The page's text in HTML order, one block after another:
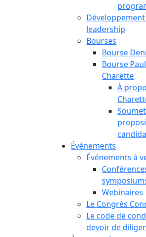
leadership
Bourses
Bourse
Bourse
Charette
À
Événements
Événements à
Webinaires
Le Congrès
Le code de
devoir de